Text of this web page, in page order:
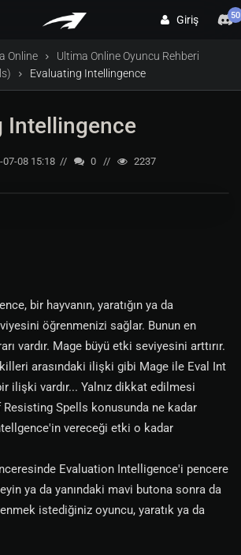
Giriş 50
Online
Ultima Online Oyuncu Rehberi
Evaluating Intellingence
Intellingence
07-08 15:18 0 2237
bir hayvanın, yaratığın ya da
öğrenmenizi sağlar. Bunun en
vardır. Mage büyü etki seviyesini arttırır.
arasındaki ilişki gibi Mage ile Eval Int
ilişki vardır... Yalnız dikkat edilmesi
Resisting Spells konusunda ne kadar
vereceği etki o kadar
Evaluation Intelligence'i pencere
ya da yanındaki mavi butona sonra da
istediğiniz oyuncu, yaratık ya da